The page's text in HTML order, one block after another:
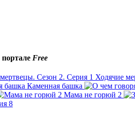
Free
Ходячие
Каменная башка
Мама не горюй 2
8